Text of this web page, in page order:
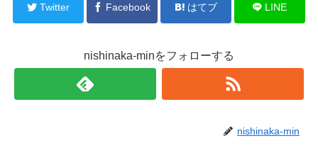
Twitter Facebook はてブ LINE
nishinaka-minをフォローする
nishinaka-min